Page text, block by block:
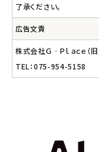
了承ください。
広告文責
株式会社Ｇ‐Ｐｌａｃｅ（
TEL：075-954-5158